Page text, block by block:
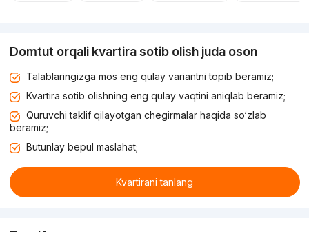
Domtut orqali kvartira sotib olish juda oson
Talablaringizga mos eng qulay variantni topib beramiz;
Kvartira sotib olishning eng qulay vaqtini aniqlab beramiz;
Quruvchi taklif qilayotgan chegirmalar haqida so‘zlab
beramiz;
Butunlay bepul maslahat;
Kvartirani tanlang